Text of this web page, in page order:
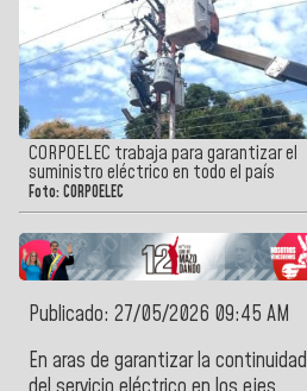
CORPOELEC trabaja para garantizar el
suministro eléctrico en todo el país
Foto: CORPOELEC
Publicado: 27/05/2026 09:45 AM
En aras de garantizar la continuidad